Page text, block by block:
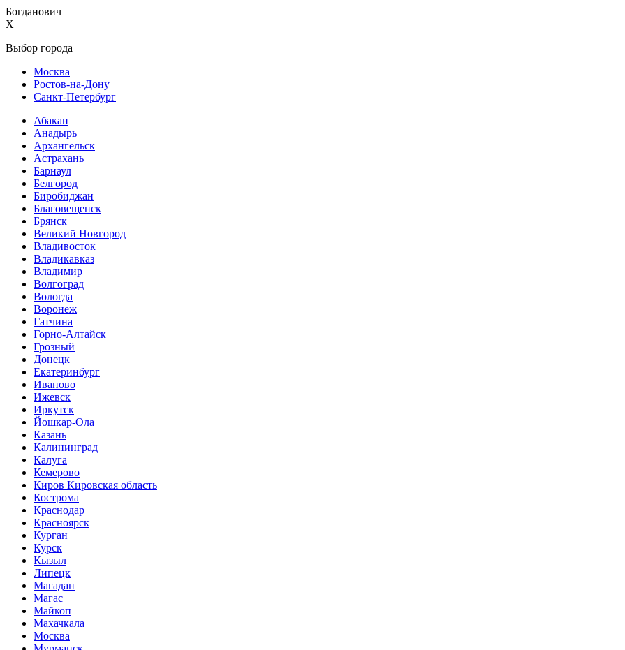
Богданович
X
Выбор города
Москва
Ростов-на-Дону
Санкт-Петербург
Абакан
Анадырь
Архангельск
Астрахань
Барнаул
Белгород
Биробиджан
Благовещенск
Брянск
Великий Новгород
Владивосток
Владикавказ
Владимир
Волгоград
Вологда
Воронеж
Гатчина
Горно-Алтайск
Грозный
Донецк
Екатеринбург
Иваново
Ижевск
Иркутск
Йошкар-Ола
Казань
Калининград
Калуга
Кемерово
Киров Кировская область
Кострома
Краснодар
Красноярск
Курган
Курск
Кызыл
Липецк
Магадан
Магас
Майкоп
Махачкала
Москва